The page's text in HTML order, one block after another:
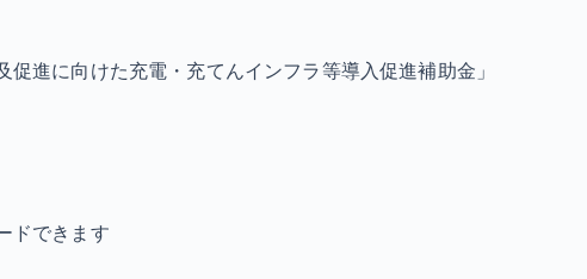
進に向けた充電・充てんインフラ等導入促進補助金」
ドできます